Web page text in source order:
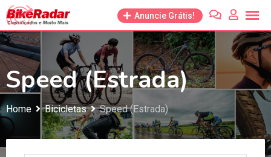
Anuncie Grátis!
Speed (Estrada)
Home Bicicletas Speed (Estrada)